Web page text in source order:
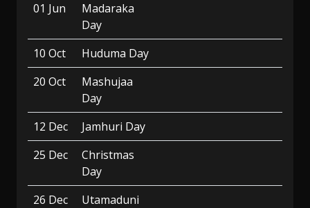
01 Jun
Madaraka
Day
10 Oct
Huduma Day
20 Oct
Mashujaa
Day
12 Dec
Jamhuri Day
25 Dec
Christmas
Day
26 Dec
Utamaduni